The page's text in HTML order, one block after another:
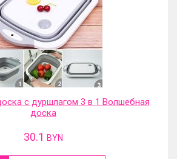
с дуршлагом 3 в 1 Волшебная
доска
30.1 BYN